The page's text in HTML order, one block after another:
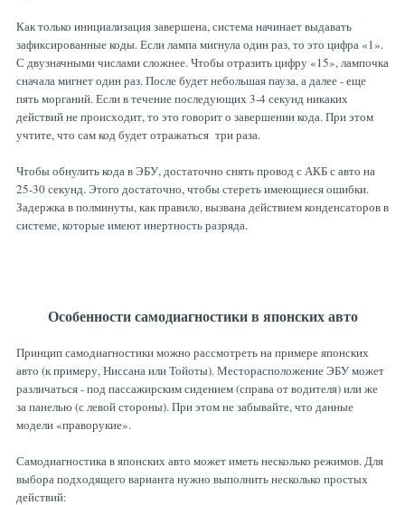
Как только инициализация завершена, система начинает выдавать
зафиксированные коды. Если лампа мигнула один раз, то это цифра «1».
С двузначными числами сложнее. Чтобы отразить цифру «15», лампочка
сначала мигнет один раз. После будет небольшая пауза, а далее - еще
пять морганий. Если в течение последующих 3-4 секунд никаких
действий не происходит, то это говорит о завершении кода. При этом
учтите, что сам код будет отражаться три раза.
Чтобы обнулить кода в ЭБУ, достаточно снять провод с АКБ с авто на
25-30 секунд. Этого достаточно, чтобы стереть имеющиеся ошибки.
Задержка в полминуты, как правило, вызвана действием конденсаторов в
системе, которые имеют инертность разряда.
Особенности самодиагностики в японских авто
Принцип самодиагностики можно рассмотреть на примере японских
авто (к примеру, Ниссана или Тойоты). Месторасположение ЭБУ может
различаться - под пассажирским сидением (справа от водителя) или же
за панелью (с левой стороны). При этом не забывайте, что данные
модели «праворукие».
Самодиагностика в японских авто может иметь несколько режимов. Для
выбора подходящего варианта нужно выполнить несколько простых
действий: